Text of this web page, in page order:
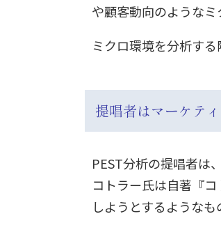
や顧客動向のようなミ
ミクロ環境を分析す
提唱者はマーケテ
PEST分析の提唱者は
コトラー氏は自著『
しようとするような